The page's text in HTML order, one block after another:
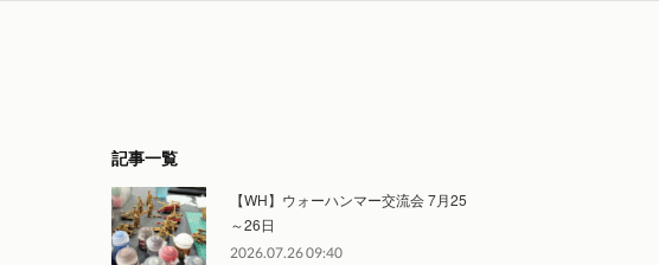
記事一覧
【WH】ウォーハンマー交流会 7月25
～26日
2026.07.26 09:40